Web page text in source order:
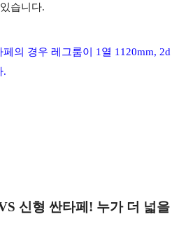
습니다.
의 경우 레그룸이 1열 1120mm, 2d
.
신형 싼타페! 누가 더 넓을